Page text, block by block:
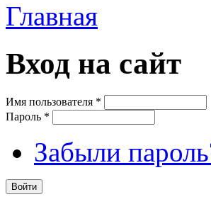
Главная
Вход на сайт
Имя пользователя *
Пароль *
Забыли